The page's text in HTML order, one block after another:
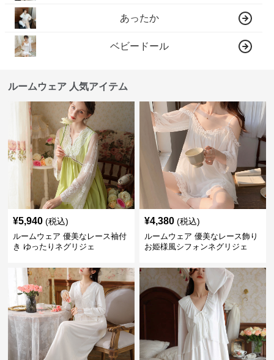
あったか
ベビードール
ルームウェア 人気アイテム
¥5,940 (税込)
ルームウェア 優美なレース袖付
き ゆったりネグリジェ
¥4,380 (税込)
ルームウェア 優美なレース飾り
お姫様風シフォンネグリジェ